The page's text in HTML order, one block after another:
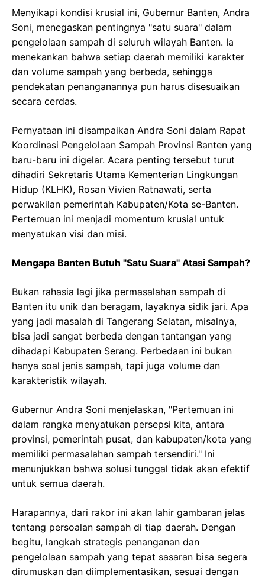
Menyikapi kondisi krusial ini, Gubernur Banten, Andra
Soni, menegaskan pentingnya "satu suara" dalam
pengelolaan sampah di seluruh wilayah Banten. Ia
menekankan bahwa setiap daerah memiliki karakter
dan volume sampah yang berbeda, sehingga
pendekatan penanganannya pun harus disesuaikan
secara cerdas.
Pernyataan ini disampaikan Andra Soni dalam Rapat
Koordinasi Pengelolaan Sampah Provinsi Banten yang
baru-baru ini digelar. Acara penting tersebut turut
dihadiri Sekretaris Utama Kementerian Lingkungan
Hidup (KLHK), Rosan Vivien Ratnawati, serta
perwakilan pemerintah Kabupaten/Kota se-Banten.
Pertemuan ini menjadi momentum krusial untuk
menyatukan visi dan misi.
Mengapa Banten Butuh "Satu Suara" Atasi Sampah?
Bukan rahasia lagi jika permasalahan sampah di
Banten itu unik dan beragam, layaknya sidik jari. Apa
yang jadi masalah di Tangerang Selatan, misalnya,
bisa jadi sangat berbeda dengan tantangan yang
dihadapi Kabupaten Serang. Perbedaan ini bukan
hanya soal jenis sampah, tapi juga volume dan
karakteristik wilayah.
Gubernur Andra Soni menjelaskan, "Pertemuan ini
dalam rangka menyatukan persepsi kita, antara
provinsi, pemerintah pusat, dan kabupaten/kota yang
memiliki permasalahan sampah tersendiri." Ini
menunjukkan bahwa solusi tunggal tidak akan efektif
untuk semua daerah.
Harapannya, dari rakor ini akan lahir gambaran jelas
tentang persoalan sampah di tiap daerah. Dengan
begitu, langkah strategis penanganan dan
pengelolaan sampah yang tepat sasaran bisa segera
dirumuskan dan diimplementasikan, sesuai dengan